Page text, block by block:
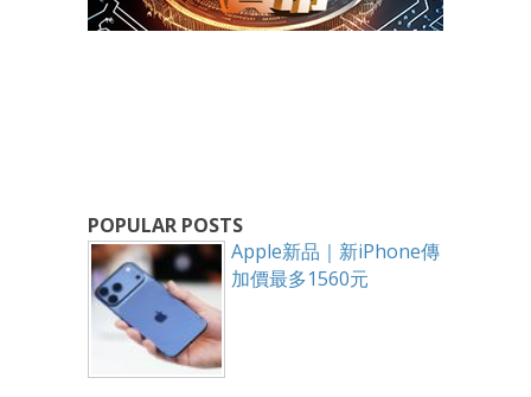
POPULAR POSTS
Apple新品｜新iPhone傳
加價最多1560元